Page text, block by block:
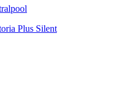
Plus Silent